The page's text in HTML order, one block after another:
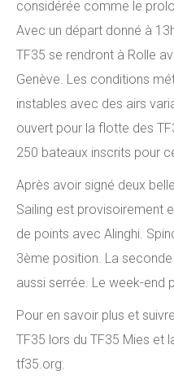
considérée comme le
Avec un départ donné à
TF35 se rendront à Rolle
Genève. Les conditions
instables avec des airs
ouvert pour la flotte des
250 bateaux inscrits pour
Après avoir signé deux
Sailing est provisoirement
de points avec Alinghi.
3ème position. La
aussi serrée. Le week-end
Pour en savoir plus et
TF35 lors du TF35 Mies et
tf35.org.